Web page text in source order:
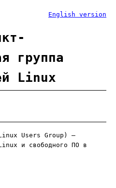
English version
группа
Linux
Users Group) —
и свободного ПО в